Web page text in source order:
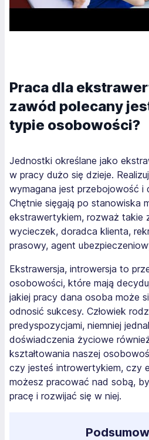
Praca dla
zawód polecany
typie osobowości?
Jednostki określane jako
w pracy dużo się dzieje.
wymagana jest przebojowość i
Chętnie sięgają po stanowiska
ekstrawertykiem, rozważ takie
wycieczek, doradca klienta,
prasowy, agent
Ekstrawersja, introwersja to
osobowości, które mają
jakiej pracy dana osoba może
odnosić sukcesy. Człowiek
predyspozycjami, niemniej
doświadczenia życiowe
kształtowania naszej
czy jesteś introwertykiem, czy
możesz pracować nad sobą,
pracę i rozwijać się w niej.